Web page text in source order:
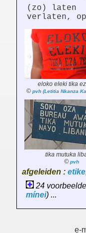
(zo) laten
verlaten,
eloko eleki tika
© pvh (Letitia Nkanza
tika mutuka
© pvh
afgeleiden : etike
24
mínei) ...
e-